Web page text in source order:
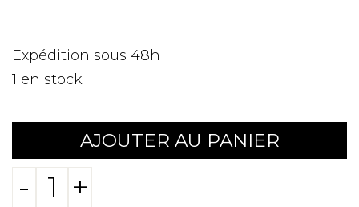
Expédition sous 48h
1 en stock
AJOUTER AU PANIER
- +